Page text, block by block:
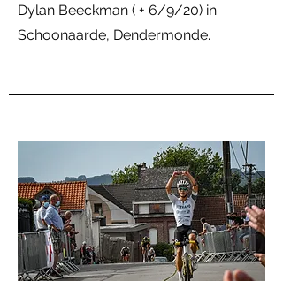
Dylan Beeckman ( + 6/9/20) in
Schoonaarde, Dendermonde.